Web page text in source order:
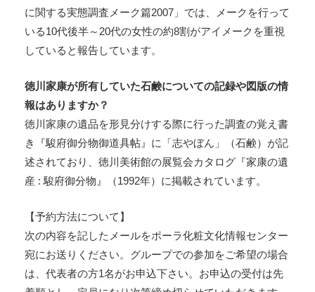
に関する実態調査メーク篇2007」では、メークを行って
いる10代後半～20代の女性の約8割がアイメークを重視
していると報告しています。
徳川家康が所有していた石鹸についての記録や図版の情
報はありますか？
徳川家康の遺品を形見分けする際に行った調査の覚え書
き『駿府御分物御道具帖』に「志やぼん」（石鹸）が記
述されており、徳川美術館の展覧会カタログ『家康の遺
産 : 駿府御分物』（1992年）に掲載されています。
【予約方法について】
次の内容を記したメールをポーラ化粧文化情報センター
宛にお送りください。グループでの参加をご希望の場合
は、代表者の方1名がお申込下さい。お申込の受付は先